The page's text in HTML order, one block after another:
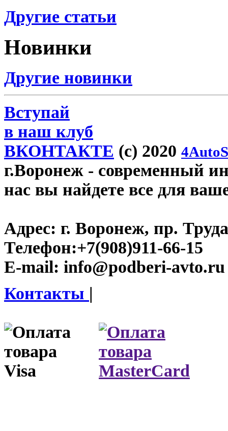
Другие статьи
Новинки
Другие новинки
Вступай
в наш клуб
ВКОНТАКТЕ (c) 2020
г.Воронеж - современный
нас вы найдете все для
Адрес: г. Воронеж, пр.
Телефон:+7(908)911-66-15
E-mail: info@podberi-avto.ru
Контакты |